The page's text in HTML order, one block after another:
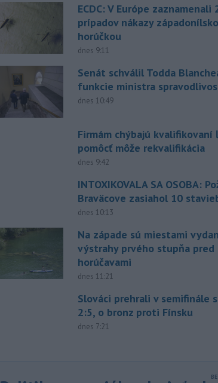
ECDC: V Európe zaznamenali
prípadov nákazy
horúčkou
dnes 9:11
Senát schválil Todda
funkcie ministra
dnes 10:49
Firmám chýbajú kvalifikovaní
pomôcť môže rekvalifikácia
dnes 9:42
INTOXIKOVALA SA OSOBA:
Braväcove zasiahol 10
dnes 10:13
Na západe sú miestami
výstrahy prvého stupňa pred
horúčavami
dnes 11:21
Slováci prehrali v semifinále s
2:5, o bronz proti Fínsku
dnes 7:21